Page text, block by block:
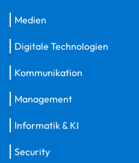
Medien
Digitale Technologien
Kommunikation
Management
Informatik & KI
Security